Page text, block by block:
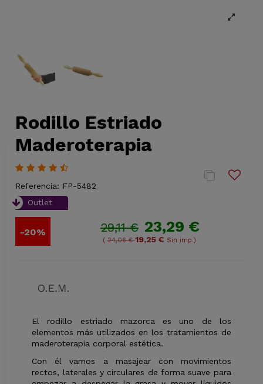
Rodillo Estriado
Maderoterapia
Referencia: FP-5482
Outlet
-20% 29,11 € 23,29 €
(24,06 €19,25 € Sin imp.)
El rodillo estriado mazorca es uno de los
elementos más utilizados en los tratamientos de
maderoterapia corporal estética.
Con él vamos a masajear con movimientos
rectos, laterales y circulares de forma suave para